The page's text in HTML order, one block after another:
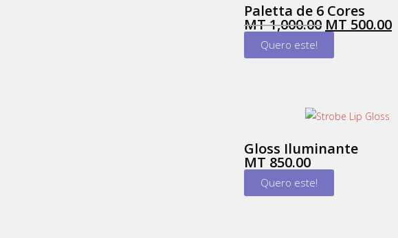
Paletta de 6 Cores
MT1,000.00 MT 500.00
Quero este!
Gloss Iluminante
MT 850.00
Quero este!